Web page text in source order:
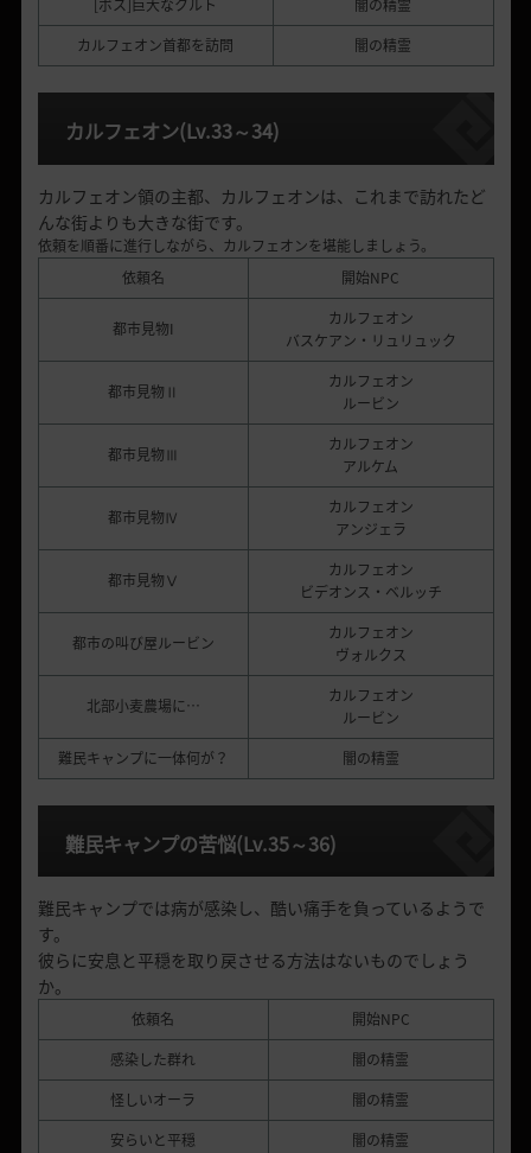
[ボス]巨大なクルト
闇の精霊
カルフェオン首都を訪問
闇の精霊
カルフェオン(Lv.33～34)
カルフェオン領の主都、カルフェオンは、これまで訪れたど
んな街よりも大きな街です。
依頼を順番に進行しながら、カルフェオンを堪能しましょう。
依頼名
開始NPC
都市見物I
カルフェオン
バスケアン・リュリュック
都市見物Ⅱ
カルフェオン
ルービン
都市見物Ⅲ
カルフェオン
アルケム
都市見物Ⅳ
カルフェオン
アンジェラ
都市見物Ⅴ
カルフェオン
ビデオンス・ベルッチ
都市の叫び屋ルービン
カルフェオン
ヴォルクス
北部小麦農場に…
カルフェオン
ルービン
難民キャンプに一体何が？
闇の精霊
難民キャンプの苦悩(Lv.35～36)
難民キャンプでは病が感染し、酷い痛手を負っているようで
す。
彼らに安息と平穏を取り戻させる方法はないものでしょう
か。
依頼名
開始NPC
感染した群れ
闇の精霊
怪しいオーラ
闇の精霊
安らいと平穏
闇の精霊